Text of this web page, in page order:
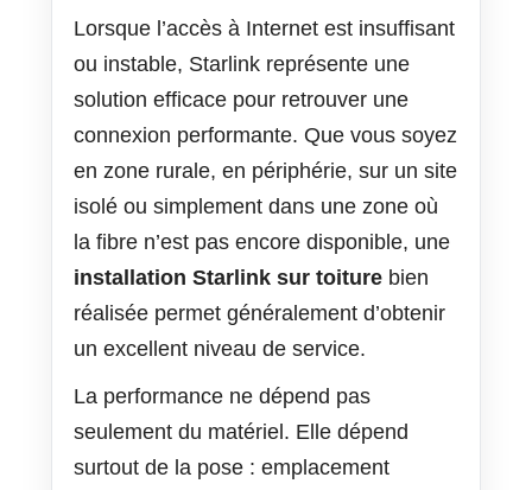
Lorsque l’accès à Internet est insuffisant
ou instable, Starlink représente une
solution efficace pour retrouver une
connexion performante. Que vous soyez
en zone rurale, en périphérie, sur un site
isolé ou simplement dans une zone où
la fibre n’est pas encore disponible, une
installation Starlink sur toiture bien
réalisée permet généralement d’obtenir
un excellent niveau de service.
La performance ne dépend pas
seulement du matériel. Elle dépend
surtout de la pose : emplacement